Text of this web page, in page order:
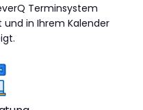
Terminsystem
in Ihrem Kalender